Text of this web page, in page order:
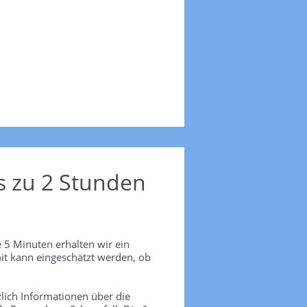
zu 2 Stunden
5 Minuten erhalten wir ein
kann eingeschätzt werden, ob
Informationen über die